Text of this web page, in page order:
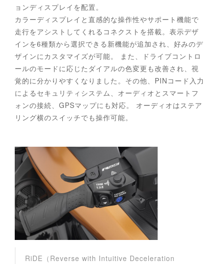
ョンディスプレイを配置。
カラーディスプレイと直感的な操作性やサポート機能で
走行をアシストしてくれるコネクストを搭載。表示デザ
インを6種類から選択できる新機能が追加され、好みのデ
ザインにカスタマイズが可能。 また、ドライブコントロ
ールのモードに応じたダイアルの色変更も改善され、視
覚的に分かりやすくなりました。その他、PINコード入力
によるセキュリティシステム、オーディオとスマートフ
ォンの接続、GPSマップにも対応。 オーディオはステア
リング横のスイッチでも操作可能。
RiDE（Reverse with Intuitive Deceleration